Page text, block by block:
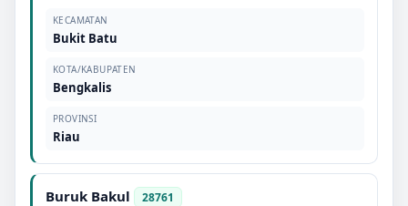
KECAMATAN
Bukit Batu
KOTA/KABUPATEN
Bengkalis
PROVINSI
Riau
Buruk Bakul 28761